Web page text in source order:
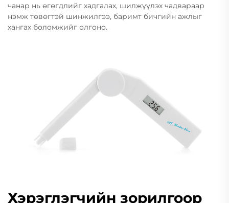
чанар нь өгөгдлийг хадгалах, шилжүүлэх чадвараар
нэмж төвөгтэй шинжилгээ, баримт бичгийн ажлыг
хангах боломжийг олгоно.
Хэрэглэгчийн зорилгоор